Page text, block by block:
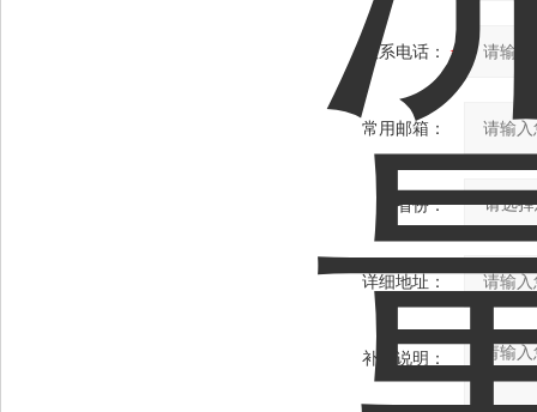
联系电话：
常用邮箱：
省份：
详细地址：
补充说明：